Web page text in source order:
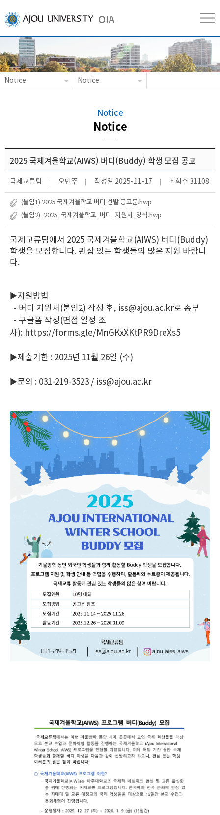
OIA
Notice Notice
Notice
Notice
2025 국제겨울학교(AIWS) 버디(Buddy) 학생 모집 공고
국제교류팀 오민주 작성일 2025-11-17 조회수 31108
(붙임1) 2025 국제겨울학교 버디 선발 공고문.hwp
(붙임2)_2025_국제겨울학교_버디_지원서_양식.hwp
국제교류팀에서 2025 국제겨울학교(AIWS) 버디(Buddy)
학생을 모집합니다. 관심 있는 학생들의 많은 지원 바랍니
다.
▶지원방법
- 버디 지원서(붙임2) 작성 후, iss@ajou.ac.kr로 송부
- 구글폼 작성(면접 일정 조
사): https://forms.gle/MnGKxXKtPR9DreXs5
▶제출기한 : 2025년 11월 26일 (수)
▶문의 : 031-219-3523 / iss@ajou.ac.kr